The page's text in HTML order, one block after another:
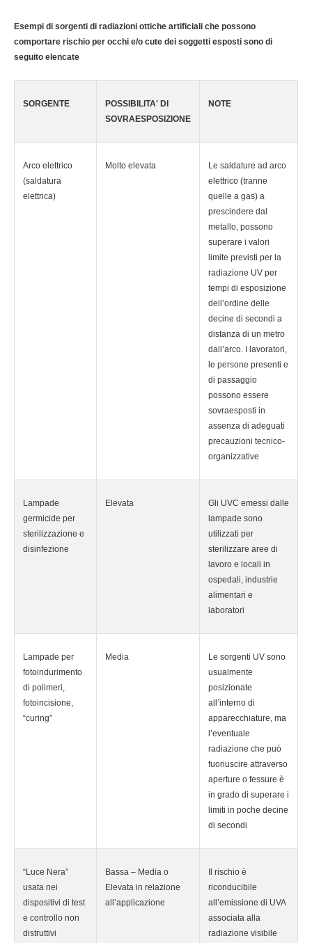
Esempi di sorgenti di radiazioni ottiche artificiali che possono
comportare rischio per occhi e/o cute dei soggetti esposti sono di
seguito elencate
SORGENTE
POSSIBILITA' DI
SOVRAESPOSIZIONE
NOTE
Arco elettrico
(saldatura
elettrica)
Molto elevata
Le saldature ad arco
elettrico (tranne
quelle a gas) a
prescindere dal
metallo, possono
superare i valori
limite previsti per la
radiazione UV per
tempi di esposizione
dell’ordine delle
decine di secondi a
distanza di un metro
dall’arco. I lavoratori,
le persone presenti e
di passaggio
possono essere
sovraesposti in
assenza di adeguati
precauzioni tecnico-
organizzative
Lampade
germicide per
sterilizzazione e
disinfezione
Elevata
Gli UVC emessi dalle
lampade sono
utilizzati per
sterilizzare aree di
lavoro e locali in
ospedali, industrie
alimentari e
laboratori
Lampade per
fotoindurimento
di polimeri,
fotoincisione,
“curing”
Media
Le sorgenti UV sono
usualmente
posizionate
all’interno di
apparecchiature, ma
l’eventuale
radiazione che può
fuoriuscire attraverso
aperture o fessure è
in grado di superare i
limiti in poche decine
di secondi
“Luce Nera”
usata nei
dispositivi di test
e controllo non
distruttivi
Bassa – Media o
Elevata in relazione
all’applicazione
Il rischio è
riconducibile
all’emissione di UVA
associata alla
radiazione visibile